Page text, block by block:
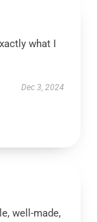
what I
Dec 3, 2024
well-made,